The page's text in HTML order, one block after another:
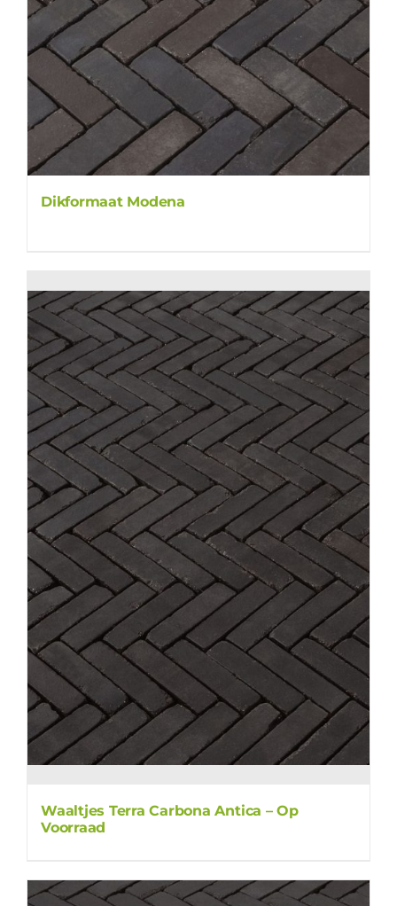
Dikformaat Modena
Waaltjes Terra Carbona Antica – Op
Voorraad